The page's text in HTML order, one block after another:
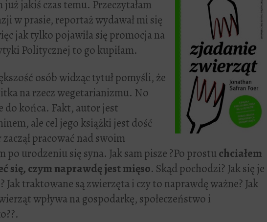
już jakiś czas temu. Przeczytałam
w prasie, reportaż wydawał mi się
jak tylko pojawiła się promocja na
Politycznej to go kupiłam.
osób widząc tytuł pomyśli, że
na rzecz wegetarianizmu. No
do końca. Fakt, autor jest
ale cel jego książki jest dość
zaczął pracować nad swoim
po urodzeniu się syna. Jak sam pisze ?Po prostuchciałem
się, czym naprawdę jest mięso. Skąd pochodzi? Jak się je
Jak traktowane są zwierzęta i czy to naprawdę ważne? Jak
wpływa na gospodarkę, społeczeństwo i